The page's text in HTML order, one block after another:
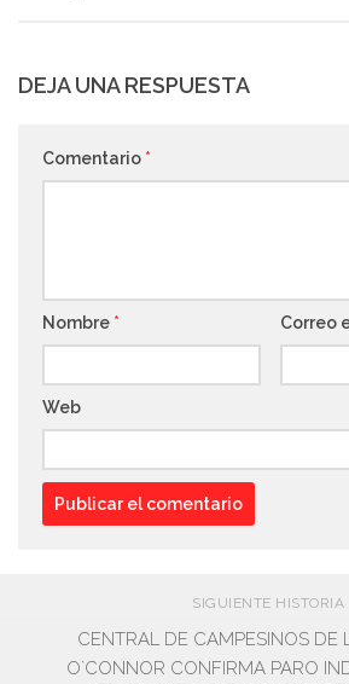
DEJA UNA RESPUESTA
Comentario *
Nombre * Correo
Web
SIGUIENTE HISTORIA
CENTRAL DE CAMPESINOS DE
O`CONNOR CONFIRMA PARO